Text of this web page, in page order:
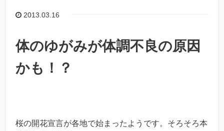
2013.03.16
体のゆがみが体調不良の原因
かも！？
桜の開花宣言が各地で始まったようです。そろそろ本